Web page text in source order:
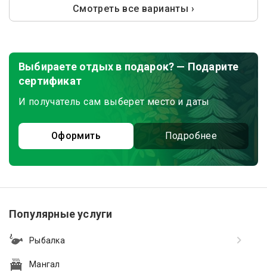
Смотреть все варианты ›
Выбираете отдых в подарок? — Подарите
сертификат
И получатель сам выберет место и даты
Оформить Подробнее
Популярные услуги
Рыбалка
Мангал